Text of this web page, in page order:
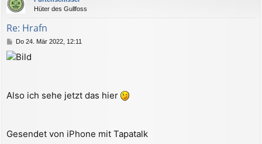
Hüter des Gullfoss
Re: Hrafn
B
e
i
g
Do 24. Mär 2022, 12:11
Also ich sehe jetzt das hier
Gesendet von iPhone mit Tapatalk